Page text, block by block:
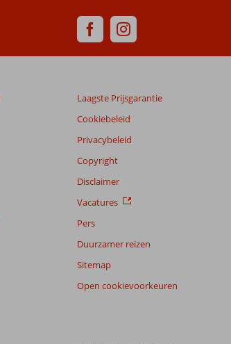
Laagste Prijsgarantie
Cookiebeleid
Privacybeleid
Copyright
Disclaimer
Vacatures
Pers
Duurzamer reizen
Sitemap
Open cookievoorkeuren